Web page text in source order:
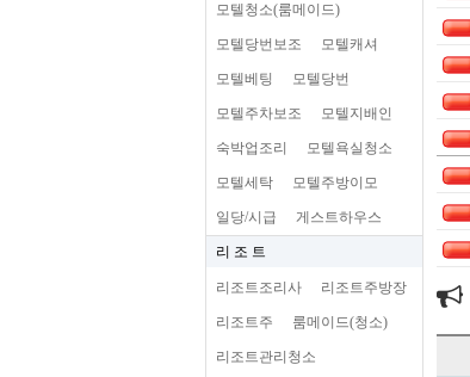
모텔청소(룸메이드)
모텔당번보조 모텔캐셔
모텔베팅 모텔당번
모텔주차보조 모텔지배인
숙박업조리 모텔욕실청소
모텔세탁 모텔주방이모
일당/시급 게스트하우스
리 조 트
리조트조리사 리조트주방장
리조트주 룸메이드(청소)
리조트관리청소